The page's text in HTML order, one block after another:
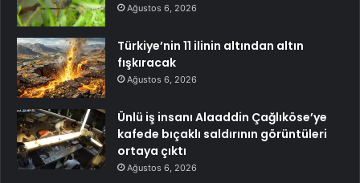
Ağustos 6, 2026
Türkiye’nin 11 ilinin altından altın
fışkıracak
Ağustos 6, 2026
Ünlü iş insanı Alaaddin Çağlıköse’ye
kafede bıçaklı saldırının görüntüleri
ortaya çıktı
Ağustos 6, 2026